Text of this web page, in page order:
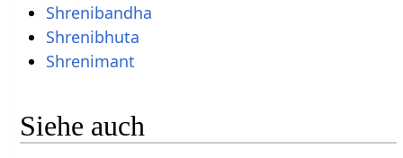
Shrenibandha
Shrenibhuta
Shrenimant
Siehe auch